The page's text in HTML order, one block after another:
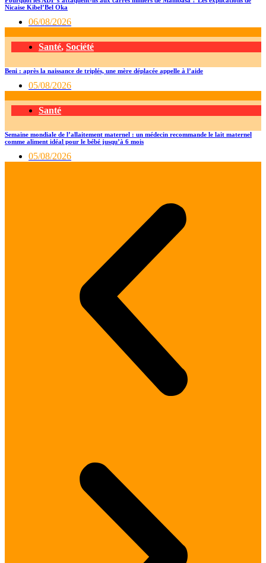
Nicaise Kibel’Bel Oka
06/08/2026
Santé, Société
Beni : après la naissance de triplés, une mère déplacée appelle à l’aide
05/08/2026
Santé
Semaine mondiale de l’allaitement maternel : un médecin recommande le lait maternel
comme aliment idéal pour le bébé jusqu’à 6 mois
05/08/2026